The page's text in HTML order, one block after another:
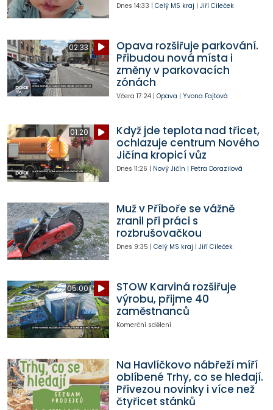
Dnes 14:33 | Celý MS kraj | Jiří Cileček
02:33
Opava rozšiřuje parkování.
Přibudou nová místa i
změny v parkovacích
zónách
Včera 17:24| Opava | Yvona Fajtová
01:20
Když jde teplota nad třicet,
ochlazuje centrum Nového
Jičína kropicí vůz
Dnes 11:26 | Nový Jičín | Petra Dorazilová
Muž v Příboře se vážně
zranil při práci s
rozbrušovačkou
Dnes 9:35 | Celý MS kraj | Jiří Cileček
05:00
STOW Karviná rozšiřuje
výrobu, přijme 40
zaměstnanců
Komerční sdělení
Na Havlíčkovo nábřeží míří
oblíbené Trhy, co se hledají.
Přivezou novinky i více než
čtyřicet stánků